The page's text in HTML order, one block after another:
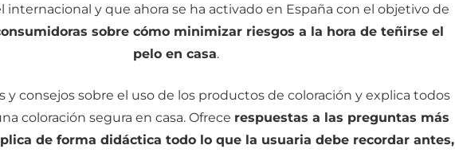
internacional y que ahora se ha activado en España con el objetivo de
sobre cómo minimizar riesgos a la hora de teñirse el
pelo en casa.
y consejos sobre el uso de los productos de coloración y explica todos
coloración segura en casa. Ofrece respuestas a las preguntas más
de forma didáctica todo lo que la usuaria debe recordar antes,